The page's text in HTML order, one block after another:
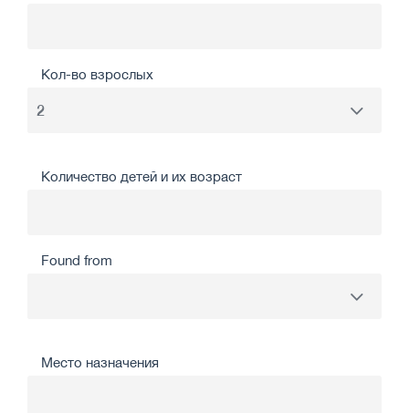
Кол-во взрослых
Количество детей и их возраст
Found from
Место назначения